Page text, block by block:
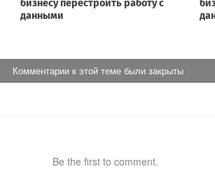
Комментарии к этой теме были закрыты
Be the first to comment.